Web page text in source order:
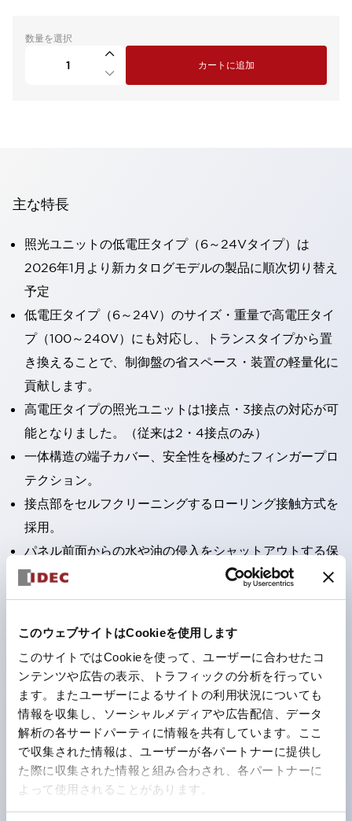
このウェブサイトはCookieを使用します
このサイトではCookieを使って、ユーザーに合わせたコ
ンテンツや広告の表示、トラフィックの分析を行ってい
ます。またユーザーによるサイトの利用状況についても
情報を収集し、ソーシャルメディアや広告配信、データ
解析の各サードパーティに情報を共有しています。ここ
で収集された情報は、ユーザーが各パートナーに提供し
た際に収集された情報と組み合わされ、各パートナーに
よって使用されることがあります。
数量を選択
カートに追加
主な特長
照光ユニットの低電圧タイプ（6～24Vタイプ）は
2026年1月より新カタログモデルの製品に順次切り替え
予定
低電圧タイプ（6～24V）のサイズ・重量で高電圧タイ
プ（100～240V）にも対応し、トランスタイプから置
き換えることで、制御盤の省スペース・装置の軽量化に
貢献します。
高電圧タイプの照光ユニットは1接点・3接点の対応が可
能となりました。（従来は2・4接点のみ）
一体構造の端子カバー、安全性を極めたフィンガープロ
テクション。
接点部をセルフクリーニングするローリング接触方式を
採用。
パネル前面からの水や油の侵入をシャットアウトする保
護構造：IP65。（ただし2点押ボタンスイッチは
IP40）
チも完備。
ワールドワイドなニーズに対応する各種電圧を完備。
1つで6色の役をこなすLED球（LSRD球）。これまで色
ごとに分かれていたLED球を、1色のLED球で各色を表
現できるようにしました。
カラーユニバーサルデザインに対応。表示灯（角平形）
の点灯/消灯の認識および、点灯時のランプ色の識別が